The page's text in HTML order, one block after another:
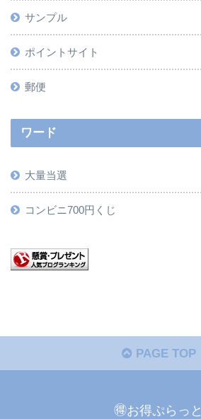
サンプル
ポイントサイト
郵便
ワード
大量当選
コンビニ700円くじ
PAGE TOP
🉐お得ぷらっと